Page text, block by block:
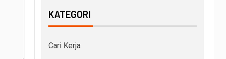
KATEGORI
Cari Kerja